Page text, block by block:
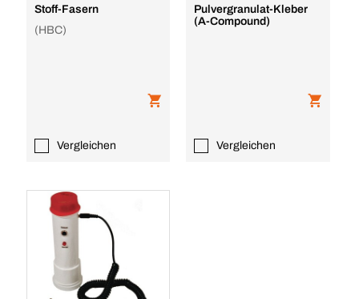
Stoff-Fasern
(HBC)
Vergleichen
Pulvergranulat-Kleber
(A-Compound)
Vergleichen